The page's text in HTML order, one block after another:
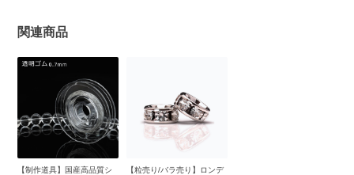
関連商品
【制作道具】国産高品質シ
【粒売り/バラ売り】ロンデ